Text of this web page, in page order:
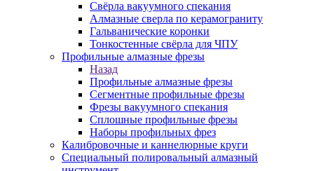
Свёрла вакуумного спекания
Алмазные сверла по керамограниту
Гальванические коронки
Тонкостенные свёрла для ЧПУ
Профильные алмазные фрезы
Назад
Профильные алмазные фрезы
Сегментные профильные фрезы
Фрезы вакуумного спекания
Сплошные профильные фрезы
Наборы профильных фрез
Калибровочные и каннелюрные круги
Специальный полировальный алмазный